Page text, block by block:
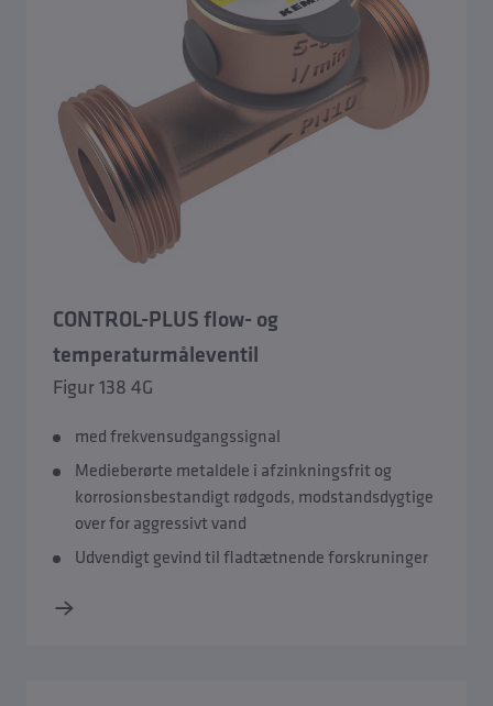
CONTROL-PLUS flow- og
temperaturmåleventil
Figur 138 4G
med frekvensudgangssignal
Medieberørte metaldele i afzinkningsfrit og
korrosionsbestandigt rødgods, modstandsdygtige
over for aggressivt vand
Udvendigt gevind til fladtætnende forskruninger